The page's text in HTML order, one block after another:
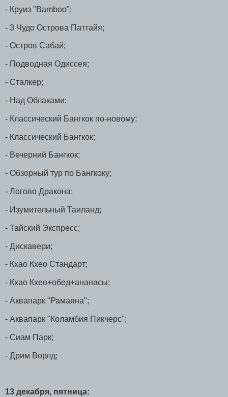
- Круиз "Bamboo";
- 3 Чудо Острова Паттайя;
- Остров Сабай;
- Подводная Одиссея;
- Сталкер;
- Над Облаками;
- Классический Бангкок по-новому;
- Классический Бангкок;
- Вечерний Бангкок;
- Обзорный тур по Бангкоку;
- Логово Дракона;
- Изумительный Таиланд;
- Тайский Экспресс;
- Дискавери;
- Кхао Кхео Стандарт;
- Кхао Кхео+обед+ананасы;
- Аквапарк "Рамаяна";
- Аквапарк "Коламбия Пикчерс";
- Сиам Парк;
- Дрим Ворлд;
13 декабря, пятница: